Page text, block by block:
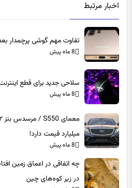
8 ماه پیش
8 ماه پیش
میلیارد قیمت دارد!
8 ماه پیش
چه اتفاقی در اعماق زمین
در زیر کوه‌های چین